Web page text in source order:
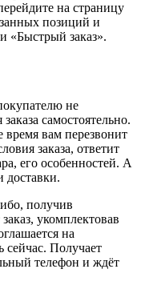
на страницу
позиций и
«Быстрый заказ».
не
самостоятельно.
время вам перезвонит
заказа, ответит
его особенностей. А
доставки.
получив
укомплектовав
на
сейчас. Получает
телефон и ждёт